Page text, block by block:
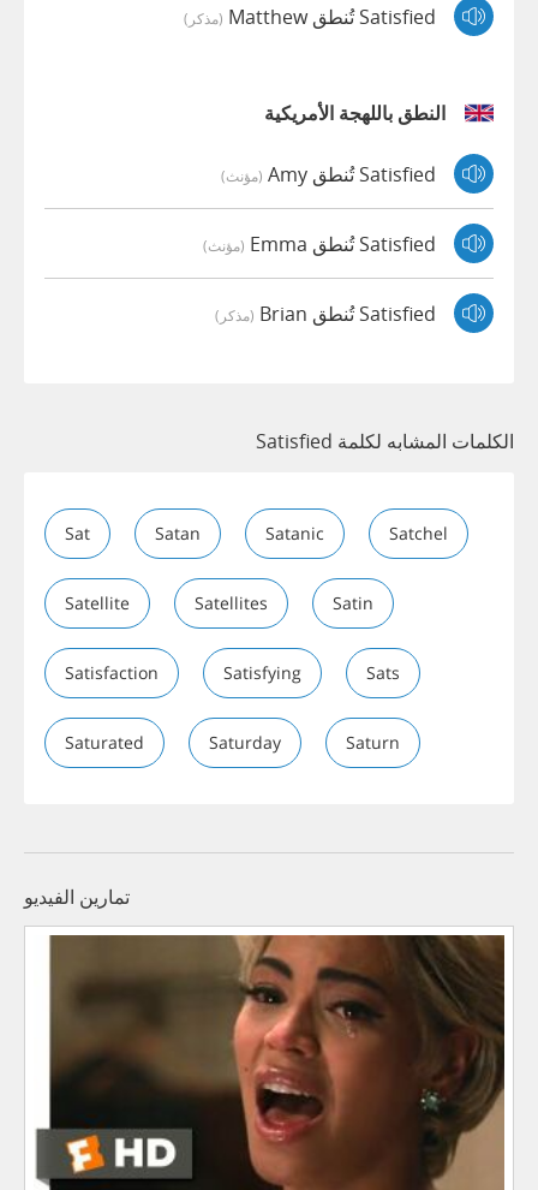
Satisfied تُنطق Matthew (مذكر)
النطق باللهجة الأمريكية
Satisfied تُنطق Amy (مؤنث)
Satisfied تُنطق Emma (مؤنث)
Satisfied تُنطق Brian (مذكر)
الكلمات المشابه لكلمة Satisfied
Sat Satan Satanic Satchel
Satellite Satellites Satin
Satisfaction Satisfying Sats
Saturated Saturday Saturn
تمارين الفيديو